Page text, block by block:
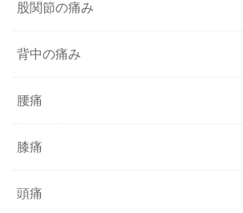
股関節の痛み
背中の痛み
腰痛
膝痛
頭痛